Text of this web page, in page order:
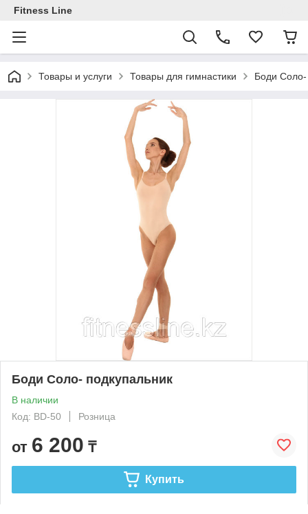
Fitness Line
Товары и услуги Товары для гимнастики Боди Соло-
Боди Соло- подкупальник
В наличии
Код: BD-50
Розница
от 6 200 ₸
Купить